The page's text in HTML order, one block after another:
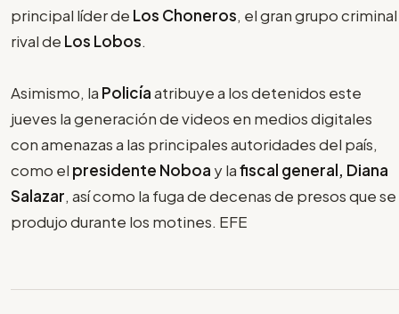
principal líder de Los Choneros, el gran grupo criminal
rival de Los Lobos.
Asimismo, la Policíaatribuye a los detenidos este
jueves la generación de videos en medios digitales
con amenazas a las principales autoridades del país,
como el presidente Noboa y lafiscal general, Diana
Salazar, así como la fuga de decenas de presos que se
produjo durante los motines. EFE